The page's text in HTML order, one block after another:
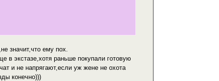
значит,что ему пох.
в экстазе,хотя раньше покупали готовую
и не напрягают,если уж жене не охота
конечно)))